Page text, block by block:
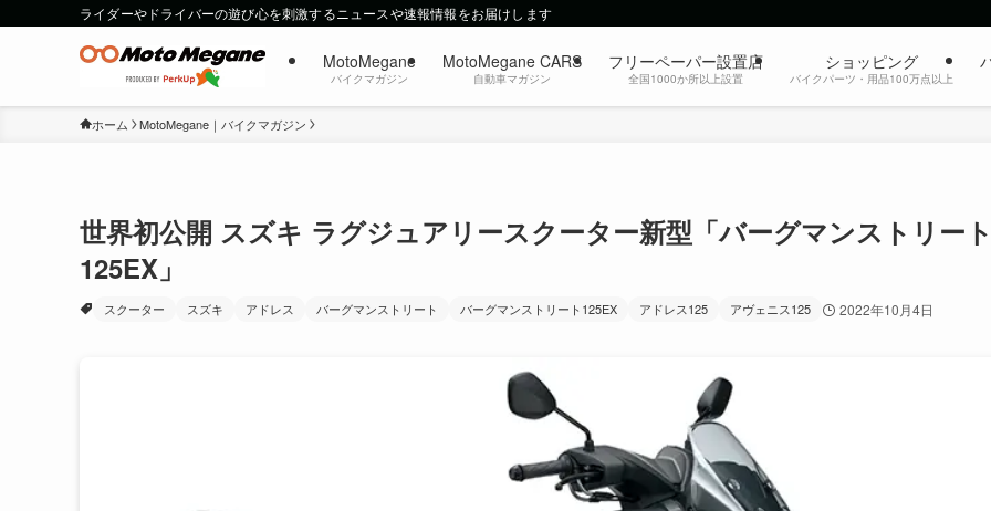
ライダーやドライバーの遊び心を刺激するニュースや速報情報をお届けします
MotoMegane
バイクマガジン
MotoMegane CARS
自動車マガジン
フリーペーパー設置店
全国1000か所以上設置
ショッピング
バイクパーツ・用品100万点以上
ホーム MotoMegane｜バイクマガジン
世界初公開 スズキ ラグジュアリースクーター新型「バーグマンストリー
125EX」
スクーター スズキ アドレス バーグマンストリート バーグマンストリート125EX アドレス125 アヴェニス125 2022年10月4日